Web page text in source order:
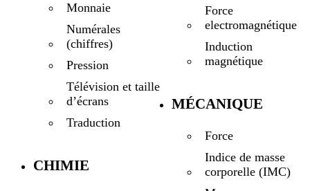
Monnaie
Numérales
(chiffres)
Pression
Télévision et taille
d’écrans
Traduction
CHIMIE
Force
electromagnétique
Induction
magnétique
MÉCANIQUE
Force
Indice de masse
corporelle (IMC)